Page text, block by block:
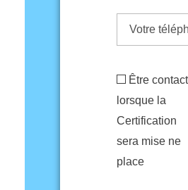
Être
lorsque la
Certification
sera mise ne
place